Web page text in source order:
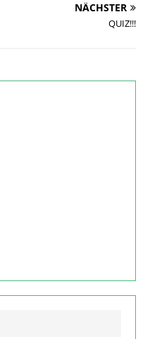
NÄCHSTER
QUIZ!!!